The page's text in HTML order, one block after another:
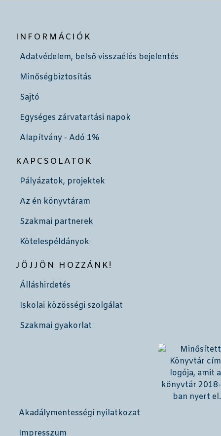
INFORMÁCIÓK
Adatvédelem, belső visszaélés bejelentés
Minőségbiztosítás
Sajtó
Egységes zárvatartási napok
Alapítvány - Adó 1%
KAPCSOLATOK
Pályázatok, projektek
Az én könyvtáram
Szakmai partnerek
Kötelespéldányok
JÖJJÖN HOZZÁNK!
Álláshirdetés
Iskolai közösségi szolgálat
Szakmai gyakorlat
Akadálymentességi nyilatkozat
Impresszum